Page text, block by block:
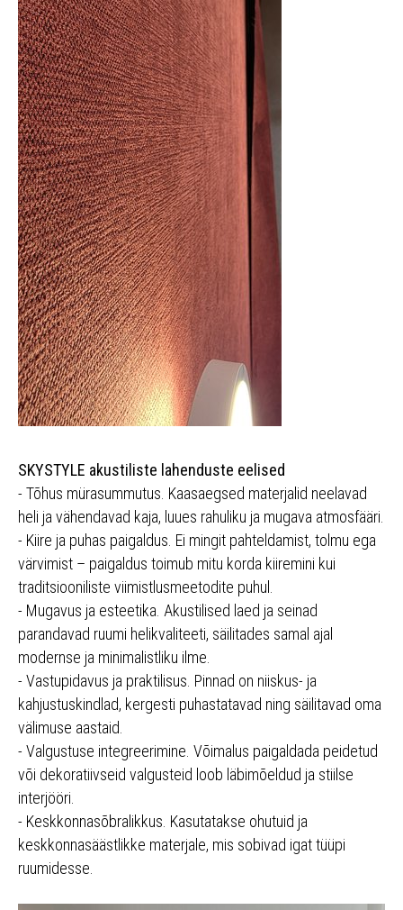
SKYSTYLE akustiliste lahenduste eelised
- Tõhus mürasummutus. Kaasaegsed materjalid neelavad
heli ja vähendavad kaja, luues rahuliku ja mugava atmosfääri.
- Kiire ja puhas paigaldus. Ei mingit pahteldamist, tolmu ega
värvimist – paigaldus toimub mitu korda kiiremini kui
traditsiooniliste viimistlusmeetodite puhul.
- Mugavus ja esteetika. Akustilised laed ja seinad
parandavad ruumi helikvaliteeti, säilitades samal ajal
modernse ja minimalistliku ilme.
- Vastupidavus ja praktilisus. Pinnad on niiskus- ja
kahjustuskindlad, kergesti puhastatavad ning säilitavad oma
välimuse aastaid.
- Valgustuse integreerimine. Võimalus paigaldada peidetud
või dekoratiivseid valgusteid loob läbimõeldud ja stiilse
interjööri.
- Keskkonnasõbralikkus. Kasutatakse ohutuid ja
keskkonnasäästlikke materjale, mis sobivad igat tüüpi
ruumidesse.